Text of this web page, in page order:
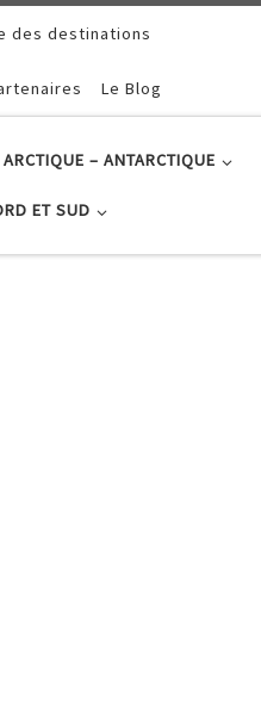
des destinations
Le Blog
– ANTARCTIQUE
ET SUD